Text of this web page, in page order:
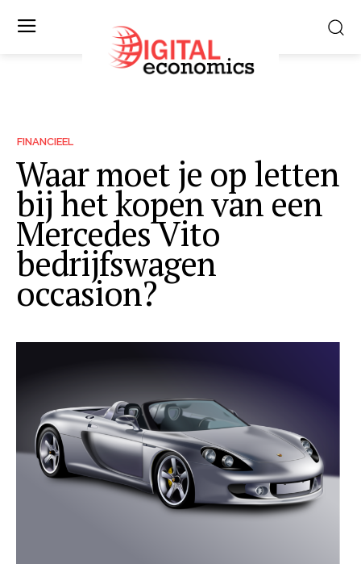
FINANCIEEL
Waar moet je op letten
bij het kopen van een
Mercedes Vito
bedrijfswagen
occasion?